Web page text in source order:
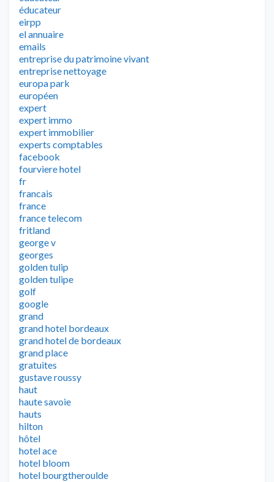
éducateur
eirpp
el annuaire
emails
entreprise du patrimoine vivant
entreprise nettoyage
europa park
européen
expert
expert immo
expert immobilier
experts comptables
facebook
fourviere hotel
fr
francais
france
france telecom
fritland
george v
georges
golden tulip
golden tulipe
golf
google
grand
grand hotel bordeaux
grand hotel de bordeaux
grand place
gratuites
gustave roussy
haut
haute savoie
hauts
hilton
hôtel
hotel ace
hotel bloom
hotel bourgtheroulde